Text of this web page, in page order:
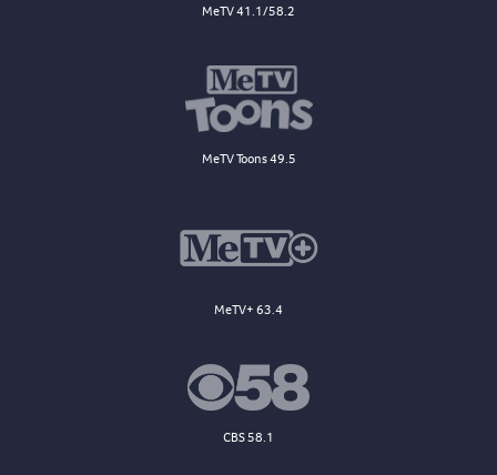
MeTV 41.1/58.2
MeTV Toons 49.5
MeTV+ 63.4
CBS 58.1